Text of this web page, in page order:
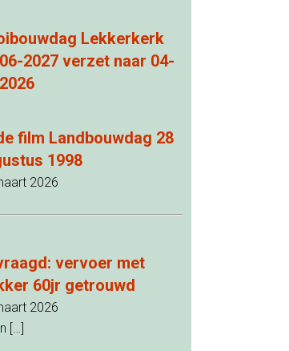
Lekkerkerk
2027 verzet naar 04-
film Landbouwdag 28
1998
2026
vervoer met
60jr getrouwd
2026
[…]